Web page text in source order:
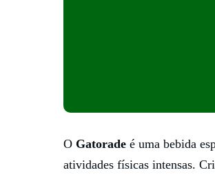
O Gatorade é uma bebida
atividades físicas intensas.